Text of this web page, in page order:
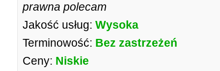
prawna polecam
Jakość usług: Wysoka
Terminowość: Bez zastrzeżeń
Ceny: Niskie